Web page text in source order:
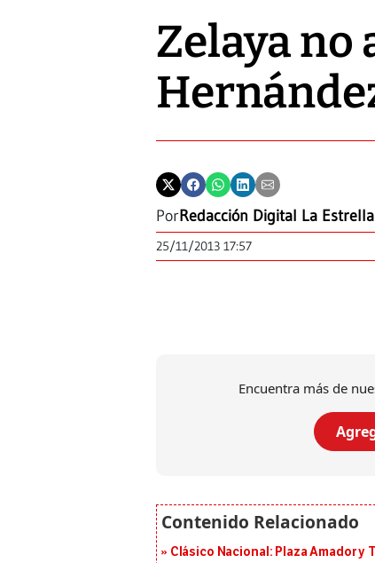
Zelaya no
PorRedacción Digital La Estrella
25/11/2013 17:57
Encuentra más de
Clásico Nacional: Plaza Amador y